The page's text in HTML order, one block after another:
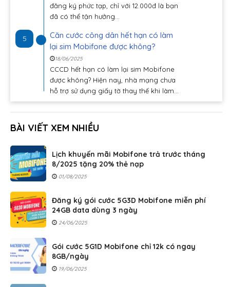
đăng ký phức tạp, chỉ với 12.000đ là bạn
đã có thể tận hưởng...
5
Căn cước công dân hết hạn có làm
lại sim Mobifone được không?
18/06/2025
CCCD hết hạn có làm lại sim Mobifone
được không? Hiện nay, nhà mạng chưa
hỗ trợ sử dụng giấy tờ thay thế khi làm...
BÀI VIẾT XEM NHIỀU
Lịch khuyến mãi Mobifone trả trước tháng
8/2025 tặng 20% thẻ nạp
01/08/2025
Đăng ký gói cước 5G3D Mobifone miễn phí
24GB data dùng 3 ngày
24/06/2025
Gói cước 5G1D Mobifone chỉ 12k có ngay
8GB/ngày
19/06/2025